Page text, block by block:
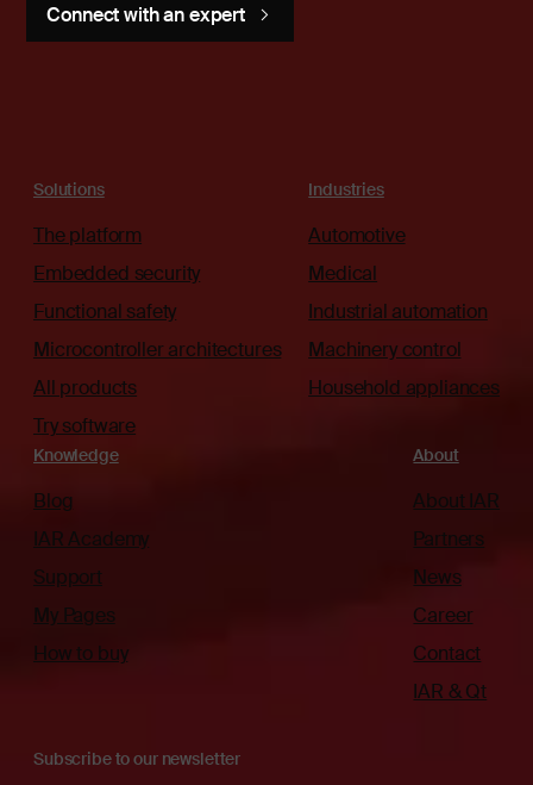
Connect with an expert
Solutions
The platform
Embedded security
Functional safety
Microcontroller architectures
All products
Try software
Industries
Automotive
Medical
Industrial automation
Machinery control
Household appliances
Knowledge
Blog
IAR Academy
Support
My Pages
How to buy
About
About IAR
Partners
News
Career
Contact
IAR & Qt
Subscribe to our newsletter